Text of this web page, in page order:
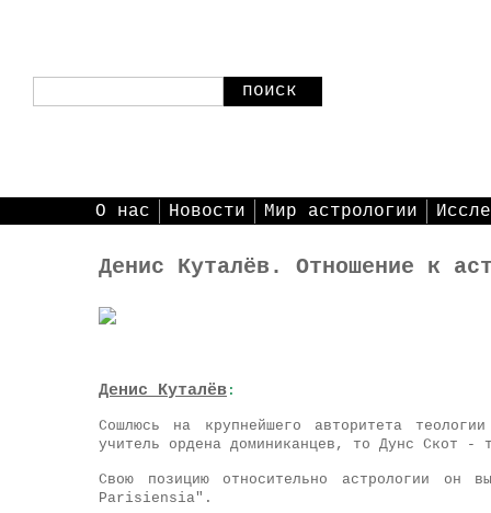
поиск
О нас Новости Мир астрологии
Денис Куталёв. Отношение к
Денис Куталёв :
Сошлюсь на крупнейшего авторитета
учитель ордена доминиканцев, то Дунс Скот -
Свою позицию относительно астрологии
Parisiensia".